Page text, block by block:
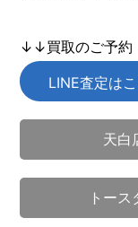
↓↓買取のご予約
LINE査定は
天白
トー